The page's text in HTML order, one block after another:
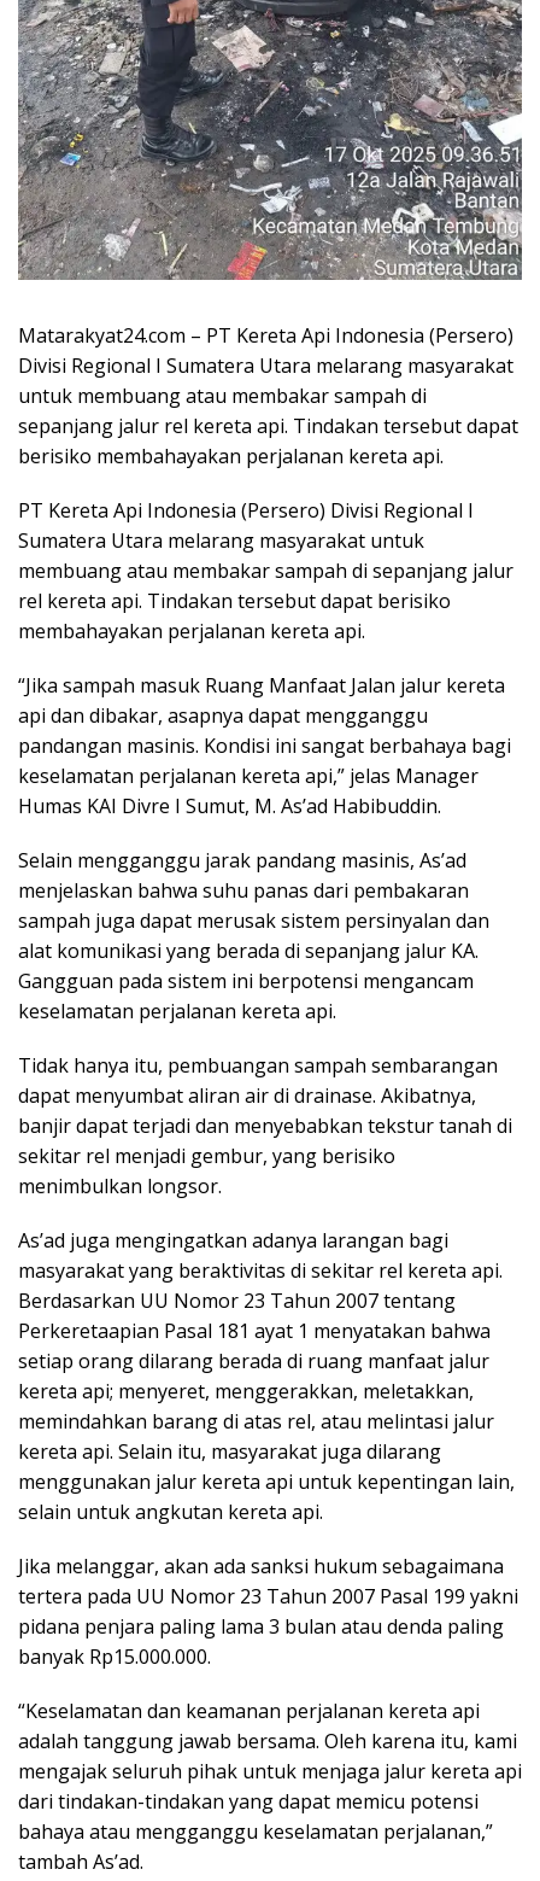
Matarakyat24.com – PT Kereta Api Indonesia (Persero)
Divisi Regional I Sumatera Utara melarang masyarakat
untuk membuang atau membakar sampah di
sepanjang jalur rel kereta api. Tindakan tersebut dapat
berisiko membahayakan perjalanan kereta api.
PT Kereta Api Indonesia (Persero) Divisi Regional I
Sumatera Utara melarang masyarakat untuk
membuang atau membakar sampah di sepanjang jalur
rel kereta api. Tindakan tersebut dapat berisiko
membahayakan perjalanan kereta api.
“Jika sampah masuk Ruang Manfaat Jalan jalur kereta
api dan dibakar, asapnya dapat mengganggu
pandangan masinis. Kondisi ini sangat berbahaya bagi
keselamatan perjalanan kereta api,” jelas Manager
Humas KAI Divre I Sumut, M. As’ad Habibuddin.
Selain mengganggu jarak pandang masinis, As’ad
menjelaskan bahwa suhu panas dari pembakaran
sampah juga dapat merusak sistem persinyalan dan
alat komunikasi yang berada di sepanjang jalur KA.
Gangguan pada sistem ini berpotensi mengancam
keselamatan perjalanan kereta api.
Tidak hanya itu, pembuangan sampah sembarangan
dapat menyumbat aliran air di drainase. Akibatnya,
banjir dapat terjadi dan menyebabkan tekstur tanah di
sekitar rel menjadi gembur, yang berisiko
menimbulkan longsor.
As’ad juga mengingatkan adanya larangan bagi
masyarakat yang beraktivitas di sekitar rel kereta api.
Berdasarkan UU Nomor 23 Tahun 2007 tentang
Perkeretaapian Pasal 181 ayat 1 menyatakan bahwa
setiap orang dilarang berada di ruang manfaat jalur
kereta api; menyeret, menggerakkan, meletakkan,
memindahkan barang di atas rel, atau melintasi jalur
kereta api. Selain itu, masyarakat juga dilarang
menggunakan jalur kereta api untuk kepentingan lain,
selain untuk angkutan kereta api.
Jika melanggar, akan ada sanksi hukum sebagaimana
tertera pada UU Nomor 23 Tahun 2007 Pasal 199 yakni
pidana penjara paling lama 3 bulan atau denda paling
banyak Rp15.000.000.
“Keselamatan dan keamanan perjalanan kereta api
adalah tanggung jawab bersama. Oleh karena itu, kami
mengajak seluruh pihak untuk menjaga jalur kereta api
dari tindakan-tindakan yang dapat memicu potensi
bahaya atau mengganggu keselamatan perjalanan,”
tambah As’ad.